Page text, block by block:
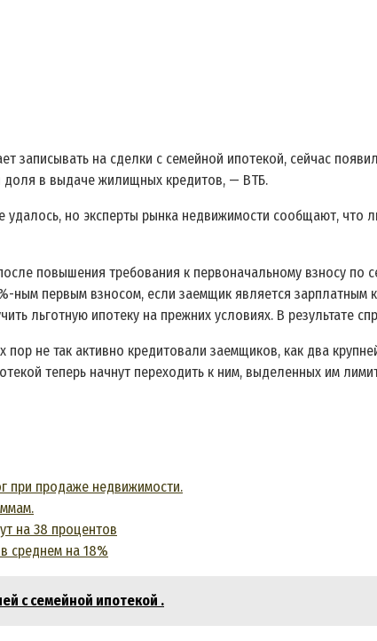
записывать на сделки с семейной ипотекой, сейчас
доля в выдаче жилищных кредитов, — ВТБ.
но эксперты рынка недвижимости сообщают, что
повышения требования к первоначальному взносу по
ным первым взносом, если заемщик является
льготную ипотеку на прежних условиях. В результате
не так активно кредитовали заемщиков, как два
теперь начнут переходить к ним, выделенных им
при продаже недвижимости.
на 38 процентов
среднем на 18%
с семейной ипотекой .